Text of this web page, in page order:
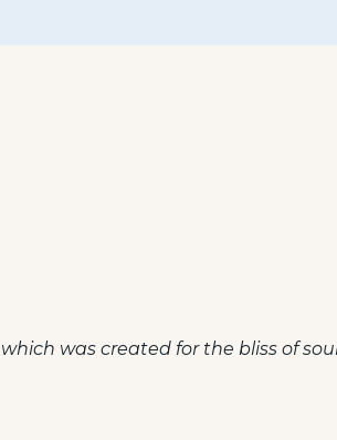
was created for the bliss of